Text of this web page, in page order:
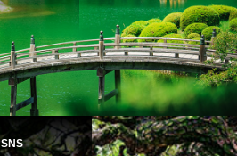
SNS